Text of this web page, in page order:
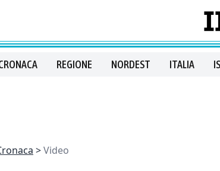
REGIONE NORDEST ITALIA
Video